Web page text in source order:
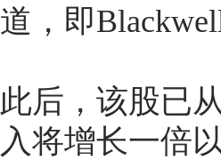
道，即
此后，该股已
入将增长一倍